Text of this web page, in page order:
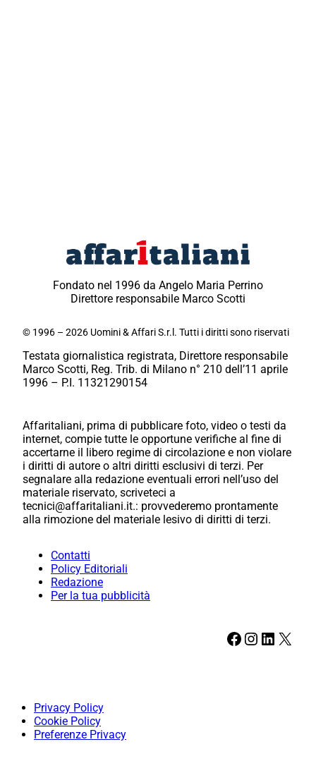
Fondato nel 1996 da Angelo Maria Perrino
Direttore responsabile Marco Scotti
© 1996 – 2026 Uomini & Affari S.r.l. Tutti i diritti sono riservati
Testata giornalistica registrata, Direttore responsabile
Marco Scotti, Reg. Trib. di Milano n° 210 dell’11 aprile
1996 – P.I. 11321290154
Affaritaliani, prima di pubblicare foto, video o testi da
internet, compie tutte le opportune verifiche al fine di
accertarne il libero regime di circolazione e non violare
i diritti di autore o altri diritti esclusivi di terzi. Per
segnalare alla redazione eventuali errori nell’uso del
materiale riservato, scriveteci a
tecnici@affaritaliani.it.: provvederemo prontamente
alla rimozione del materiale lesivo di diritti di terzi.
Contatti
Policy Editoriali
Redazione
Per la tua pubblicità
Facebook Instagram LinkedIn X
Privacy Policy
Cookie Policy
Preferenze Privacy